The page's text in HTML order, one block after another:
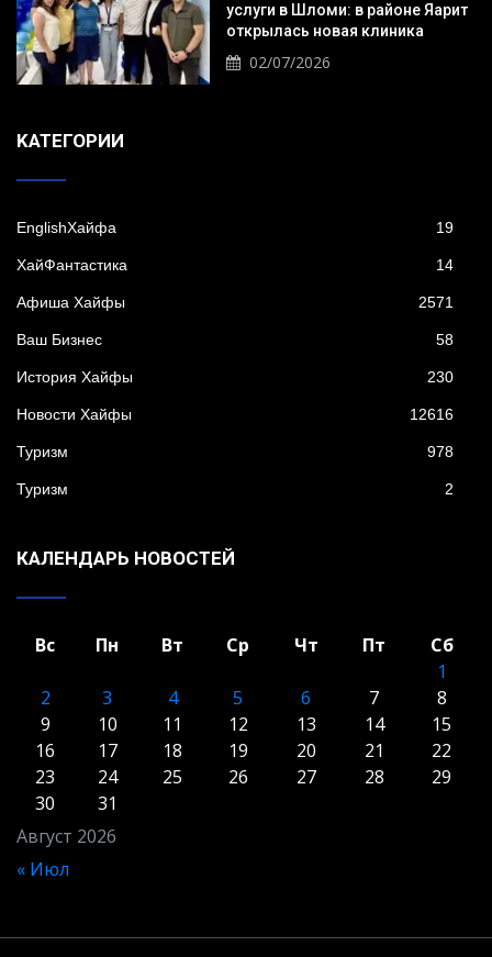
услуги в Шломи: в районе Яарит
открылась новая клиника
02/07/2026
KАТЕГОРИИ
EnglishХайфа 19
XайФантастика 14
Афиша Хайфы 2571
Ваш Бизнес 58
История Хайфы 230
Новости Хайфы 12616
Туризм 978
Туризм 2
КАЛЕНДАРЬ НОВОСТЕЙ
Август 2026
Вс Пн Вт Ср Чт Пт
Сб
1
2
3 4 5 6 7
8
9
10 11 12 13 14
15
16
17 18 19 20 21
22
23
24 25 26 27 28
29
30
31
« Июл